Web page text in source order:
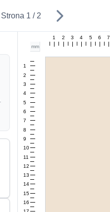
Strona 1 / 2
1 2 3 4 5 6 7
1
2
3
4
5
6
7
8
9
10
11
12
13
14
15
16
mm